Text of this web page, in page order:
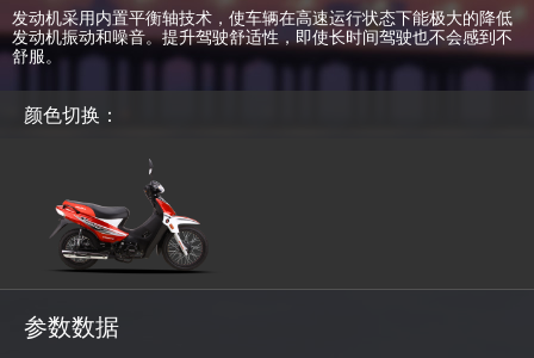
发动机采用内置平衡轴技术，使车辆在高速运行状态下能极大的降低
发动机振动和噪音。提升驾驶舒适性，即使长时间驾驶也不会感到不
舒服。
参数数据
颜色切换：